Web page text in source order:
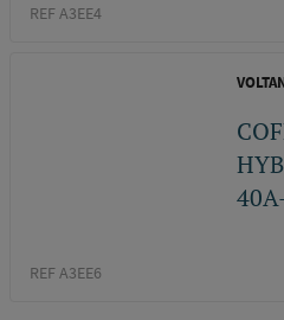
REF A3EE4
REF A3EE6